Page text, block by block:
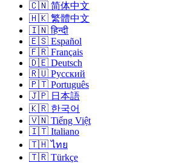
🇨🇳 简体中文
🇭🇰 繁體中文
🇮🇳 हिन्दी
🇪🇸 Español
🇫🇷 Français
🇩🇪 Deutsch
🇷🇺 Русский
🇵🇹 Português
🇯🇵 日本語
🇰🇷 한국어
🇻🇳 Tiếng Việt
🇮🇹 Italiano
🇹🇭 ไทย
🇹🇷 Türkçe